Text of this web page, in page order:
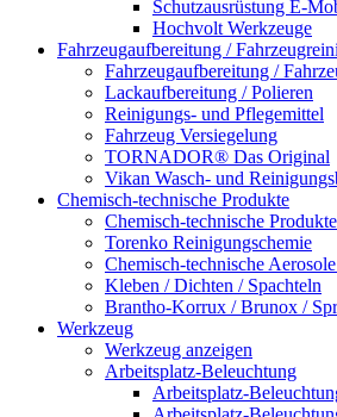
Schutzausrüstung E-
Hochvolt Werkzeuge
Fahrzeugaufbereitung /
Fahrzeugaufbereitung /
Lackaufbereitung / Polieren
Reinigungs- und Pflegemittel
Fahrzeug Versiegelung
TORNADOR® Das Original
Vikan Wasch- und
Chemisch-technische Produkte
Chemisch-technische
Torenko Reinigungschemie
Chemisch-technische
Kleben / Dichten / Spachteln
Brantho-Korrux / Brunox /
Werkzeug
Werkzeug anzeigen
Arbeitsplatz-Beleuchtung
Arbeitsplatz-